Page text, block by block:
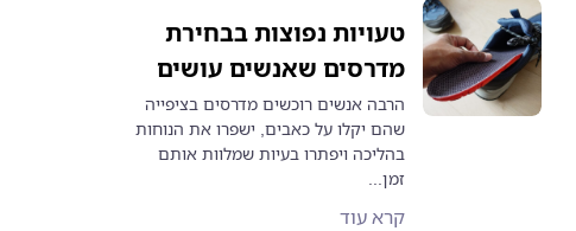
טעויות נפוצות בבחירת
מדרסים שאנשים עושים
הרבה אנשים רוכשים מדרסים בציפייה
שהם יקלו על כאבים, ישפרו את הנוחות
בהליכה ויפתרו בעיות שמלוות אותם
זמן...
קרא עוד